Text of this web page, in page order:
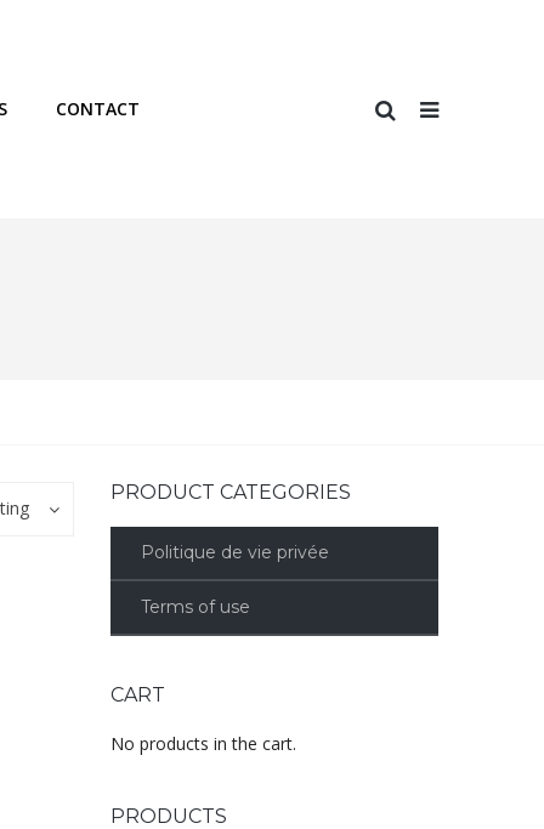
CONTACT
PRODUCT CATEGORIES
Politique de vie privée
Terms of use
CART
No products in the cart.
PRODUCTS